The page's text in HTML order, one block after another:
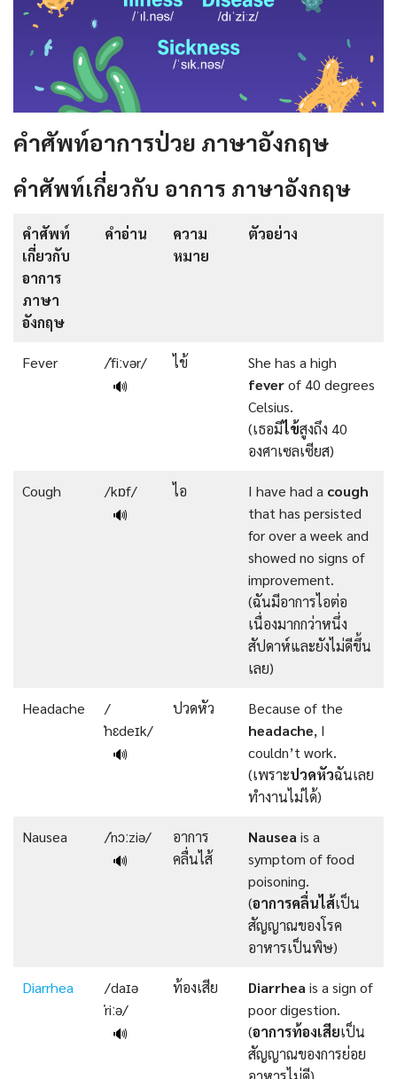
คําศัพท์อาการป่วย ภาษาอังกฤษ
คำศัพท์เกี่ยวกับ อาการ ภาษาอังกฤษ
คำศัพท์
เกี่ยวกับ
อาการ
ภาษา
อังกฤษ
คำอ่าน
ความ
หมาย
ตัวอย่าง
Fever
/ˈfiːvər/
🔊
ไข้
She has a high
feverof 40 degrees
Celsius.
(เธอมีไข้สูงถึง 40
องศาเซลเซียส)
Cough
/kɒf/
🔊
ไอ I have had a cough
that has persisted
for over a week and
showed no signs of
improvement.
(ฉันมีอาการไอต่อ
เนื่องมากกว่าหนึ่ง
สัปดาห์และยังไม่ดีขึ้น
เลย)
Headache
/
ˈhɛdeɪk/
🔊
ปวดหัว
Because of the
headache, I
couldn’t work.
(เพราะปวดหัวฉันเลย
ทำงานไม่ได้)
Nausea
/ˈnɔːziə/
🔊
อาการ
คลื่นไส้
Nausea is a
symptom of food
poisoning.
(อาการคลื่นไส้เป็น
สัญญาณของโรค
อาหารเป็นพิษ)
Diarrhea
/daɪə
ˈriːə/
🔊
ท้องเสีย Diarrhea is a sign of
poor digestion.
(อาการท้องเสียเป็น
สัญญาณของการย่อย